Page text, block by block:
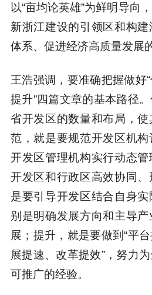
以“亩均论英雄”为鲜明导向
新浙江建设的引领区和构
体系、促进经济高质量发展
王浩强调，要准确把握做好
提升”四篇文章的基本路径
省开发区的数量和布局，
范，就是要规范开发区机
开发区管理机构实行动态
开发区和行政区高效协同
是要引导开发区结合自身
别是明确发展方向和主导
展；提升，就是要做到“平
展提速、改革提效”，努力
可推广的经验。